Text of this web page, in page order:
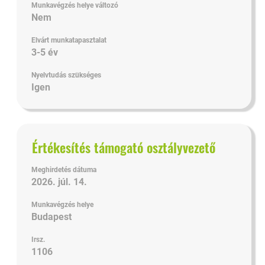
Munkavégzés helye változó
Nem
Elvárt munkatapasztalat
3-5 év
Nyelvtudás szükséges
Igen
Cím
Értékesítés támogató osztályvezető
Meghirdetés dátuma
2026. júl. 14.
Munkavégzés helye
Budapest
Irsz.
1106
Jelölje
ki
a
szóköz
az
állásinformáció
teljes
tartalmának